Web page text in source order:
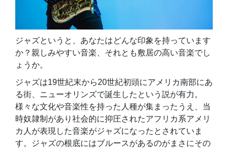
ジャズというと、あなたはどんな印象を持っています
か？親しみやすい音楽、それとも敷居の高い音楽でし
ょうか。
ジャズは19世紀末から20世紀初頭にアメリカ南部にあ
る街、ニューオリンズで誕生したという説が有力。
様々な文化や音楽性を持った人種が集まったうえ、当
時奴隷制があり社会的に抑圧されたアフリカ系アメリ
カ人が表現した音楽がジャズになったとされていま
す。ジャズの根底にはブルースがあるのがまさにその